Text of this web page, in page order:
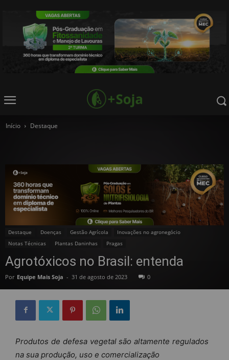
Início Destaque
Destaque Doenças Gestão Agrícola
Inovações no agronegócio
Notas Técnicas
Plantas Daninhas Pragas
Agrotóxicos no Brasil: entenda
Por Equipe Mais Soja - 31 de agosto de 2023 0
Produtos de defesa vegetal são altamente regulados
na sua produção, uso e comercialização